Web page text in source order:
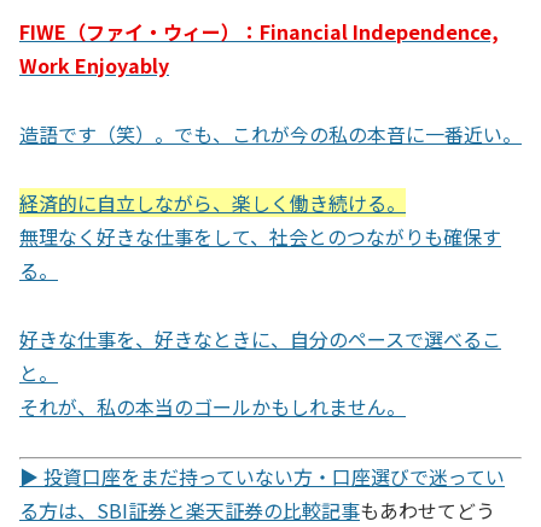
FIWE（ファイ・ウィー）：Financial Independence,
Work Enjoyably
造語です（笑）。でも、これが今の私の本音に一番近い。
経済的に自立しながら、楽しく働き続ける。
無理なく好きな仕事をして、社会とのつながりも確保す
る。
好きな仕事を、好きなときに、自分のペースで選べるこ
と。
それが、私の本当のゴールかもしれません。
▶ 投資口座をまだ持っていない方・口座選びで迷ってい
る方は、 SBI証券と楽天証券の比較記事もあわせてどう